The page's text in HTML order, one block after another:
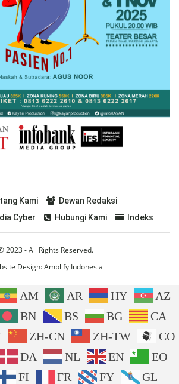
Kami
Dewan Redaksi
Cyber
Hubungi Kami Indeks
2023 - All Rights Reserved.
Design:Amplify Indonesia
AM AR HY
AZ
BN BS BG
CA
ZH-CN ZH-TW
CO
DA NL EN
EO
FI FR FY
GL